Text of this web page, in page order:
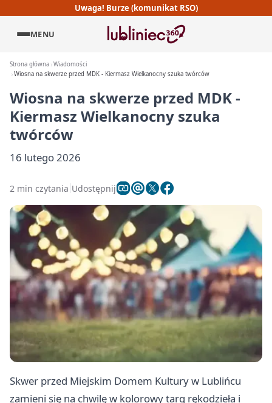
Uwaga! Burze (komunikat RSO)
MENU
Strona główna Wiadomości
Wiosna na skwerze przed MDK - Kiermasz Wielkanocny szuka twórców
Wiosna na skwerze przed MDK -
Kiermasz Wielkanocny szuka
twórców
16 lutego 2026
2 min czytania Udostępnij
Skwer przed Miejskim Domem Kultury w Lublińcu
zamieni się na chwilę w kolorowy targ rękodzieła i